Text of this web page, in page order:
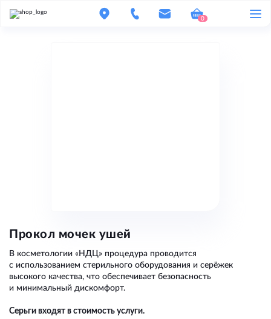
0
Прокол мочек ушей
В косметологии «НДЦ» процедура проводится
с использованием стерильного оборудования и серёжек
высокого качества, что обеспечивает безопасность
и минимальный дискомфорт.
Серьги входят в стоимость услуги.